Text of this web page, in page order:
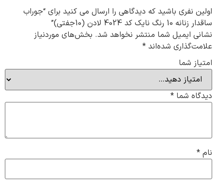
اولین نفری باشید که دیدگاهی را ارسال می کنید برای “جوراب
ساقدار زنانه 10 رنگ نایک کد 4024 لادن (10جفتی)”
نشانی ایمیل شما منتشر نخواهد شد. بخش‌های موردنیاز
علامت‌گذاری شده‌اند *
امتیاز شما
دیدگاه شما *
نام *